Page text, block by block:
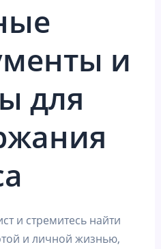
и
для
и стремитесь найти
и личной жизнью,